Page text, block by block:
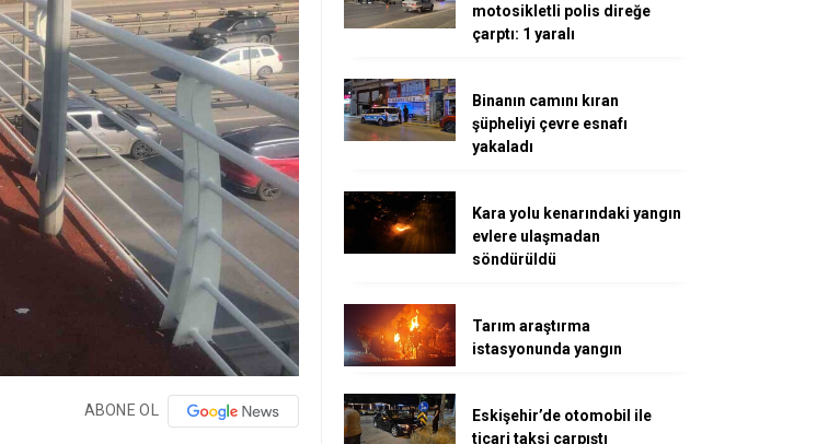
ABONE OL
motosikletli polis direğe
çarptı: 1 yaralı
Binanın camını kıran
şüpheliyi çevre esnafı
yakaladı
Kara yolu kenarındaki yangın
evlere ulaşmadan
söndürüldü
Tarım araştırma
istasyonunda yangın
Eskişehir’de otomobil ile
ticari taksi çarpıştı